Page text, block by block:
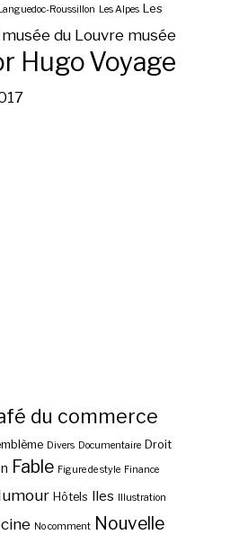
Roussillon Les Alpes Les
musée du Louvre musée
HugoVoyage
du commerce
Divers Documentaire Droit
Fable Figure de style Finance
Hôtels Iles Illustration
No comment Nouvelle